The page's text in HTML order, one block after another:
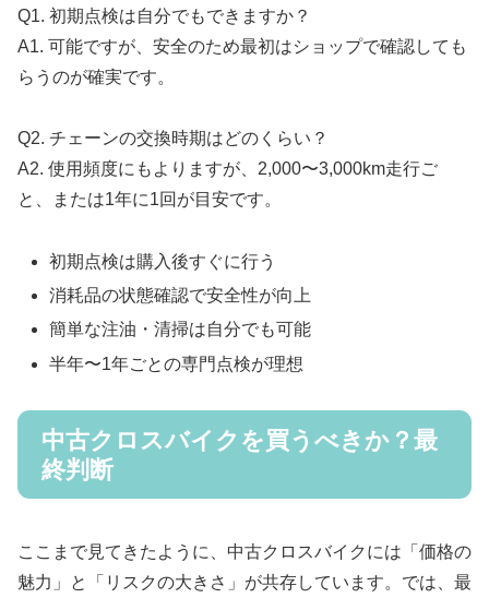
Q1. 初期点検は自分でもできますか？
A1. 可能ですが、安全のため最初はショップで確認しても
らうのが確実です。
Q2. チェーンの交換時期はどのくらい？
A2. 使用頻度にもよりますが、2,000〜3,000km走行ご
と、または1年に1回が目安です。
初期点検は購入後すぐに行う
消耗品の状態確認で安全性が向上
簡単な注油・清掃は自分でも可能
半年〜1年ごとの専門点検が理想
中古クロスバイクを買うべきか？最
終判断
ここまで見てきたように、中古クロスバイクには「価格の
魅力」と「リスクの大きさ」が共存しています。では、最